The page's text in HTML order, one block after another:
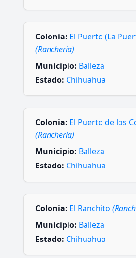
Colonia: El Puerto (La
(Ranchería)
Municipio: Balleza
Estado: Chihuahua
Colonia: El Puerto de los
(Ranchería)
Municipio: Balleza
Estado: Chihuahua
Colonia: El Ranchito
Municipio: Balleza
Estado: Chihuahua